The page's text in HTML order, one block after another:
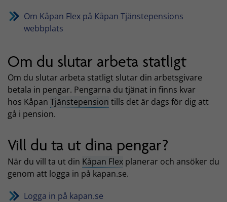
Om Kåpan Flex på Kåpan Tjänstepensions
webbplats
Om du slutar arbeta statligt
Om du slutar arbeta statligt slutar din arbetsgivare
betala in pengar. Pengarna du tjänat in finns kvar
hos Kåpan Tjänstepension tills det är dags för dig att
gå i pension.
Vill du ta ut dina pengar?
När du vill ta ut din Kåpan Flex planerar och ansöker du
genom att logga in på kapan.se.
Logga in på kapan.se